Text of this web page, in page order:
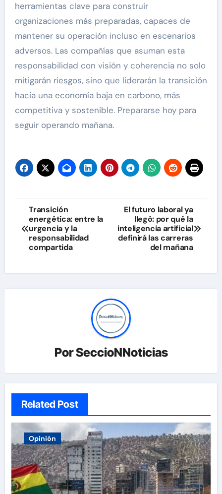
herramientas clave para construir
organizaciones más preparadas, capaces de
mantener su operación incluso en escenarios
adversos. Las compañías que asuman esta
responsabilidad con visión y coherencia no solo
mitigarán riesgos, sino que liderarán la transición
hacia una economía baja en carbono, más
competitiva y sostenible. Prepararse hoy para
seguir operando mañana.
Navegación
de
entradas
Transición
energética: entre la
urgencia y la
responsabilidad
compartida
El futuro laboral ya
llegó: por qué la
inteligencia artificial
definirá las carreras
del mañana
PorSeccioNNoticias
Related Post
Opinión